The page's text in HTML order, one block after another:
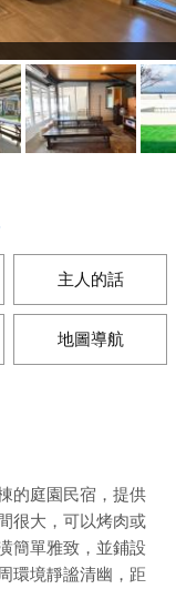
主人的話
地圖導航
的庭園民宿，提供
很大，可以烤肉或
簡單雅致，並鋪設
環境靜謐清幽，距